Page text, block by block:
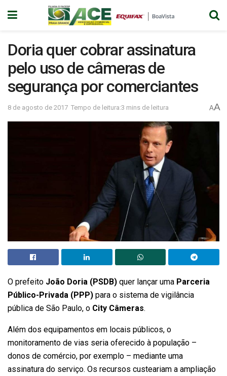
Doria quer cobrar assinatura
pelo uso de câmeras de
segurança por comerciantes
8 de agosto de 2017 Tempo de leitura:3 mins de leitura AA
O prefeito João Doria (PSDB) quer lançar uma Parceria
Público-Privada (PPP) para o sistema de vigilância
pública de São Paulo, o City Câmeras.
Além dos equipamentos em locais públicos, o
monitoramento de vias seria oferecido à população –
donos de comércio, por exemplo – mediante uma
assinatura do serviço. Os recursos custeariam a ampliação